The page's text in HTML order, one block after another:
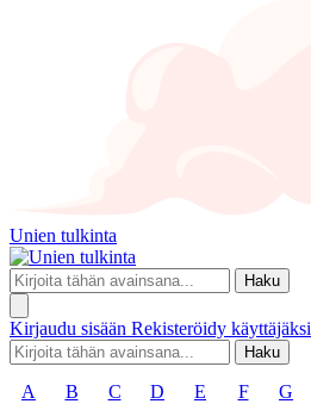
Unien tulkinta
Haku
Kirjaudu sisään Rekisteröidy käyttäjäksi
Haku
A B C D E F G